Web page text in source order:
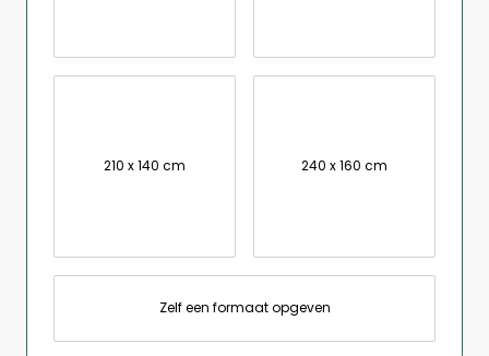
210 x 140 cm 240 x 160 cm
Zelf een formaat opgeven